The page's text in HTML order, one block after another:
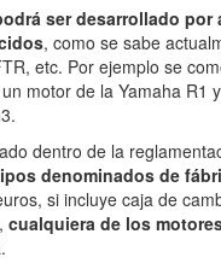
ser desarrollado por
, como se sabe
etc. Por ejemplo se
motor de la Yamaha R1
dentro de la
denominados de
si incluye caja de
cualquiera de los